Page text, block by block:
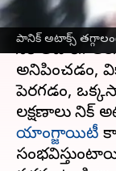
పానిక్ అటాక్స్
ఈ వార్తాకథనం ఏంటి
పానిక్ అటాక్..
అనిపించడం,
పెరగడం,
యాంగ్జాయిటీ